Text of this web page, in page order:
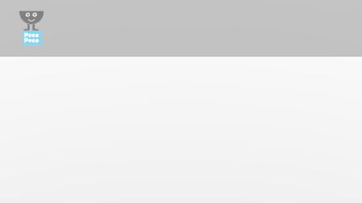
Painel de Gerenciamento de Cookies